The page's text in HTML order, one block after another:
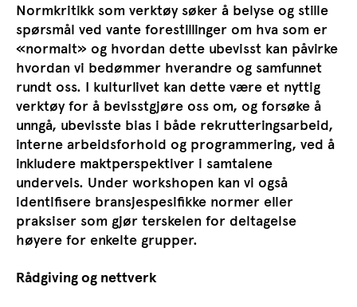
Normkritikk som verktøy søker å belyse og stille
spørsmål ved vante forestillinger om hva som er
«normalt» og hvordan dette ubevisst kan påvirke
hvordan vi bedømmer hverandre og samfunnet
rundt oss. I kulturlivet kan dette være et nyttig
verktøy for å bevisstgjøre oss om, og forsøke å
unngå, ubevisste bias i både rekrutteringsarbeid,
interne arbeidsforhold og programmering, ved å
inkludere maktperspektiver i samtalene
underveis. Under workshopen kan vi også
identifisere bransjespesifikke normer eller
praksiser som gjør terskelen for deltagelse
høyere for enkelte grupper.
Rådgiving og nettverk